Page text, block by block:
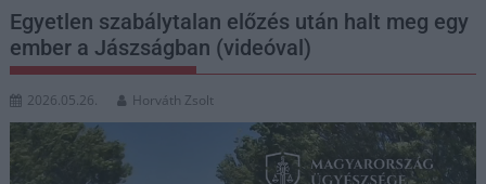
Egyetlen szabálytalan előzés után halt meg egy
ember a Jászságban (videóval)
2026.05.26. Horváth Zsolt